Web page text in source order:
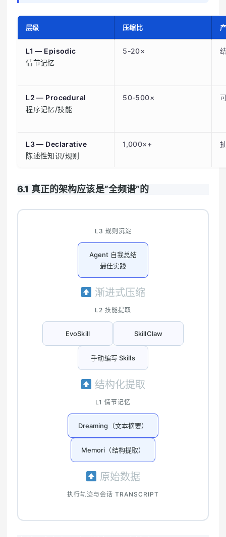
层级 压缩比
L1 — Episodic
情节记忆
5-20×
L2 — Procedural
程序记忆/技能
50-500×
L3 — Declarative
陈述性知识/规则
1,000×+
6.1 真正的架构应该是”全频谱”的
L3 规则沉淀
Agent 自我总结
最佳实践
渐进式压缩
L2 技能提取
EvoSkill SkillClaw
手动编写 Skills
结构化提取
L1 情节记忆
Dreaming（文本摘要）
Memori（结构提取）
原始数据
执行轨迹与会话 TRANSCRIPT